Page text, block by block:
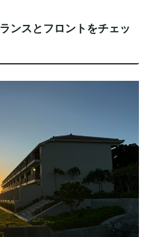
ンスとフロントをチェッ